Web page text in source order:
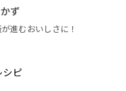
ず
進むおいしさに！
シピ